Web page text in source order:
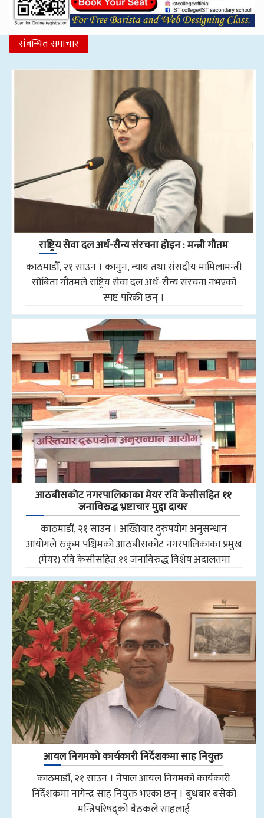
संबन्धित समाचार
राष्ट्रिय सेवा दल अर्ध-सैन्य संरचना होइन : मन्त्री गौतम
काठमाडौँ, २१ साउन । कानुन, न्याय तथा संसदीय मामिलामन्त्री
सोबिता गौतमले राष्ट्रिय सेवा दल अर्ध-सैन्य संरचना नभएको
स्पष्ट पारेकी छन् ।
आठबीसकोट नगरपालिकाका मेयर रवि केसीसहित ११
जनाविरुद्ध भ्रष्टाचार मुद्दा दायर
काठमाडौँ, २१ साउन । अख्तियार दुरुपयोग अनुसन्धान
आयोगले रुकुम पश्चिमको आठबीसकोट नगरपालिकाका प्रमुख
(मेयर) रवि केसीसहित ११ जनाविरुद्ध विशेष अदालतमा
आयल निगमको कार्यकारी निर्देशकमा साह नियुक्त
काठमाडौँ, २१ साउन । नेपाल आयल निगमको कार्यकारी
निर्देशकमा नागेन्द्र साह नियुक्त भएका छन् । बुधबार बसेको
मन्त्रिपरिषद्को बैठकले साहलाई